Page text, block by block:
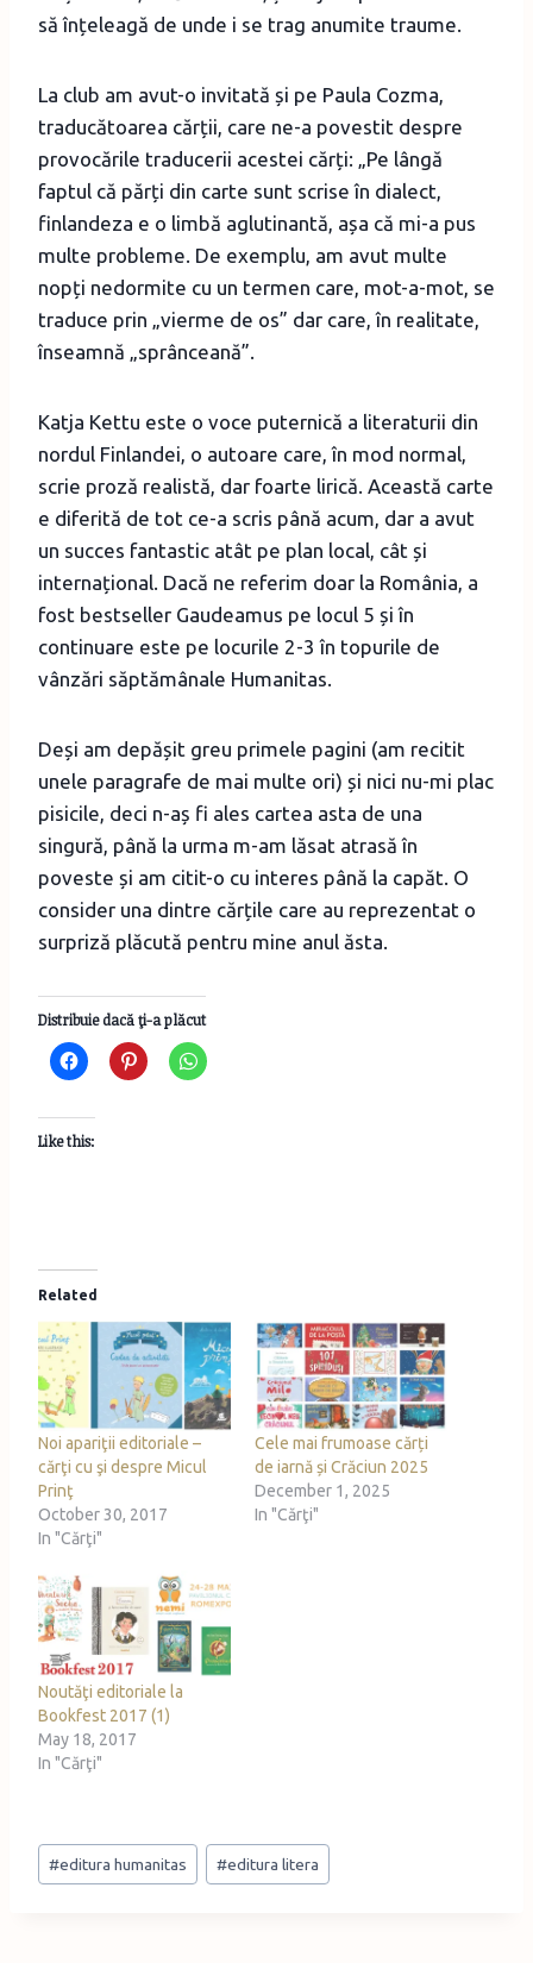
să înțeleagă de unde i se trag anumite traume.
La club am avut-o invitată și pe Paula Cozma,
traducătoarea cărții, care ne-a povestit despre
provocările traducerii acestei cărți: „Pe lângă
faptul că părți din carte sunt scrise în dialect,
finlandeza e o limbă aglutinantă, așa că mi-a pus
multe probleme. De exemplu, am avut multe
nopți nedormite cu un termen care, mot-a-mot, se
traduce prin „vierme de os” dar care, în realitate,
înseamnă „sprânceană”.
Katja Kettu este o voce puternică a literaturii din
nordul Finlandei, o autoare care, în mod normal,
scrie proză realistă, dar foarte lirică. Această carte
e diferită de tot ce-a scris până acum, dar a avut
un succes fantastic atât pe plan local, cât și
internațional. Dacă ne referim doar la România, a
fost bestseller Gaudeamus pe locul 5 și în
continuare este pe locurile 2-3 în topurile de
vânzări săptămânale Humanitas.
Deși am depășit greu primele pagini (am recitit
unele paragrafe de mai multe ori) și nici nu-mi plac
pisicile, deci n-aș fi ales cartea asta de una
singură, până la urma m-am lăsat atrasă în
poveste și am citit-o cu interes până la capăt. O
consider una dintre cărțile care au reprezentat o
surpriză plăcută pentru mine anul ăsta.
Distribuie dacă ţi-a plăcut
Like this:
Related
Noi apariţii editoriale –
cărţi cu şi despre Micul
Prinţ
October 30, 2017
In "Cărţi"
Cele mai frumoase cărți
de iarnă și Crăciun 2025
December 1, 2025
In "Cărţi"
Noutăţi editoriale la
Bookfest 2017 (1)
May 18, 2017
In "Cărţi"
Post
Tags:
#editura humanitas #editura litera